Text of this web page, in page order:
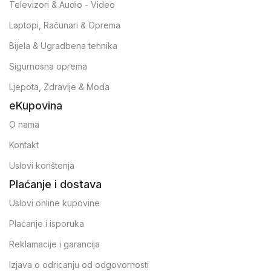
Televizori & Audio - Video
Laptopi, Računari & Oprema
Bijela & Ugradbena tehnika
Sigurnosna oprema
Ljepota, Zdravlje & Moda
eKupovina
O nama
Kontakt
Uslovi korištenja
Plaćanje i dostava
Uslovi online kupovine
Plaćanje i isporuka
Reklamacije i garancija
Izjava o odricanju od odgovornosti